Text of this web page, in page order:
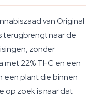
van Original
terugbrengt naar de
zonder
met 22% THC en een
een plant die binnen
op zoek is naar dat